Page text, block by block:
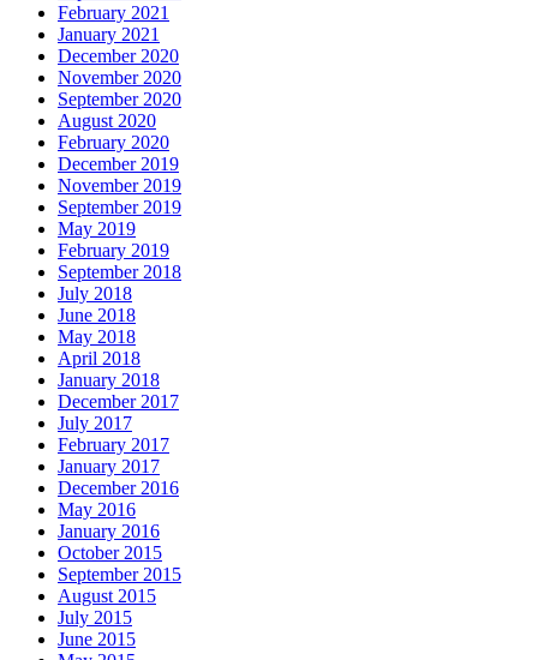
February 2021
January 2021
December 2020
November 2020
September 2020
August 2020
February 2020
December 2019
November 2019
September 2019
May 2019
February 2019
September 2018
July 2018
June 2018
May 2018
April 2018
January 2018
December 2017
July 2017
February 2017
January 2017
December 2016
May 2016
January 2016
October 2015
September 2015
August 2015
July 2015
June 2015